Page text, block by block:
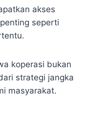
akses
seperti
koperasi bukan
strategi jangka
masyarakat.